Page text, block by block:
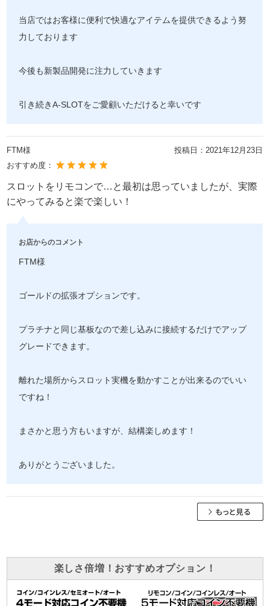
当店ではお客様に便利で快適なアイテムを提供できるよう努
力しております
今後も新製品開発に注力していきます
引き続きA-SLOTをご愛顧いただけると幸いです
FTM様 投稿日： 2021年12月23日
おすすめ度：
スロットをリモコンで…と最初は思っていましたが、実際
にやってみると楽で楽しい！
お店からのコメント
FTM様
ゴールドの拡張オプションです。
プラチナと同じ基板なので差し込みに接続するだけでアップ
グレードできます。
離れた場所からスロット実機を動かすことが出来るのでいい
ですね！
まさかと思う方もいますが、結構楽しめます！
ありがとうございました。
楽しさ倍増！おすすめオプション！